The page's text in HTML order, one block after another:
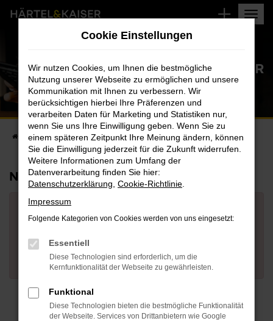
Zum
NEUWAGENKONFIGURATOR
Startseite Fahrzeugangebote Neuwagenkonfigurator
NEUWAGENKONFIGURATOR
Lieber Website Benutzer, durch die Ablehnung der
Cookies ist diese Funktionalität nicht mit dem
vollen Komfort für Sie zugänglich. Dies können Sie
in den Cookie Einstellungen
machen. Vielen Dank für Ihr Verständnis.
Cookie Einstellungen
Wir nutzen Cookies, um Ihnen die bestmögliche
Nutzung unserer Webseite zu ermöglichen und unsere
Kommunikation mit Ihnen zu verbessern. Wir
berücksichtigen hierbei Ihre Präferenzen und
verarbeiten Daten für Marketing und Statistiken nur,
wenn Sie uns Ihre Einwilligung geben. Wenn Sie zu
einem späteren Zeitpunkt Ihre Meinung ändern, können
Sie die Einwilligung jederzeit für die Zukunft widerrufen.
Weitere Informationen zum Umfang der
Datenverarbeitung finden Sie hier:
Datenschutzerklärung Cookie-Richtlinie
Impressum
Folgende Kategorien von Cookies werden von uns eingesetzt:
Essentiell
Diese Technologien sind erforderlich, um die
Kernfunktionalität der Webseite zu gewährleisten.
Funktional
Diese Technologien bieten die bestmögliche Funktionalität
der Webseite. Services von Drittanbietern wie Google